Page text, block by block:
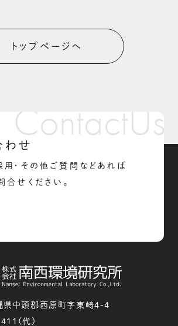
トップページへ
わせ
用・その他ご質問などあれば
合せください。
中頭郡西原町字東崎4-4
代)